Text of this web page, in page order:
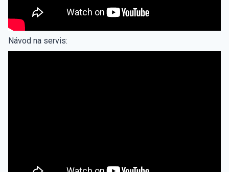
Návod na servis: